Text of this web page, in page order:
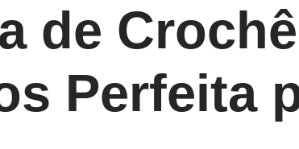
de
Perfeita